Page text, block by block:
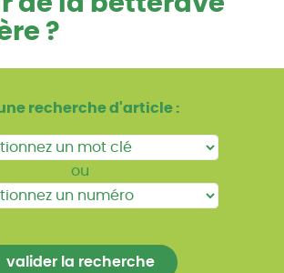
?
recherche d'article :
ou